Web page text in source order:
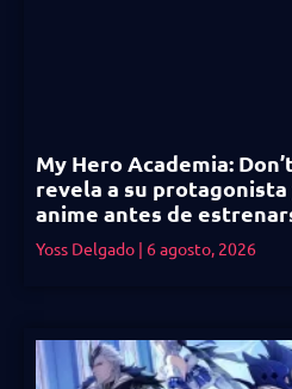
My Hero Academia:
revela a su protagonista
anime antes de
Yoss Delgado 6 agosto, 2026